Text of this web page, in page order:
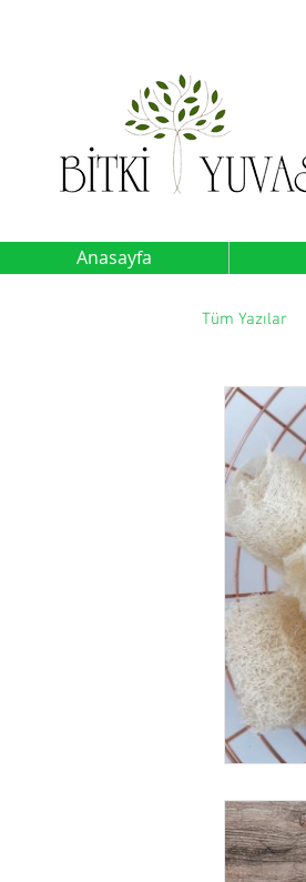
Anasayfa
Tüm Yazılar